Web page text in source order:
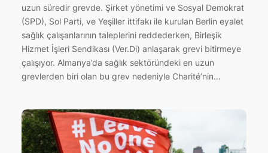
uzun süredir grevde. Şirket yönetimi ve Sosyal Demokrat
(SPD), Sol Parti, ve Yeşiller ittifakı ile kurulan Berlin eyalet
sağlık çalışanlarının taleplerini reddederken, Birleşik
Hizmet İşleri Sendikası (Ver.Di) anlaşarak grevi bitirmeye
çalışıyor. Almanya’da sağlık sektöründeki en uzun
grevlerden biri olan bu grev nedeniyle Charité’nin…